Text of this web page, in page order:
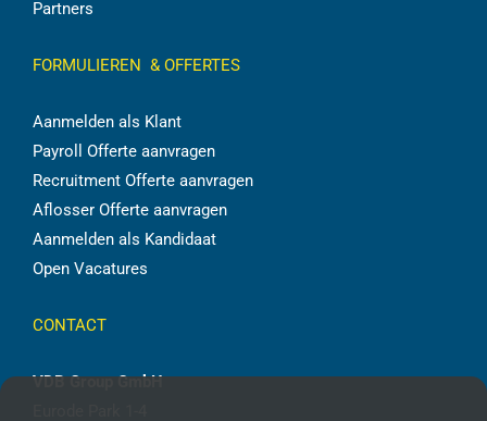
Partners
FORMULIEREN & OFFERTES
Aanmelden als Klant
Payroll Offerte aanvragen
Recruitment Offerte aanvragen
Aflosser Offerte aanvragen
Aanmelden als Kandidaat
Open Vacatures
CONTACT
VDB Group GmbH